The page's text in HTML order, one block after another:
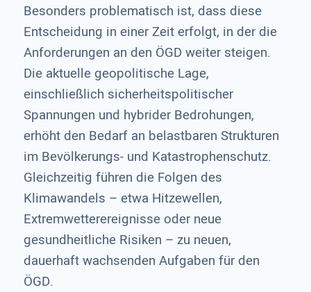
Besonders problematisch ist, dass diese
Entscheidung in einer Zeit erfolgt, in der die
Anforderungen an den ÖGD weiter steigen.
Die aktuelle geopolitische Lage,
einschließlich sicherheitspolitischer
Spannungen und hybrider Bedrohungen,
erhöht den Bedarf an belastbaren Strukturen
im Bevölkerungs- und Katastrophenschutz.
Gleichzeitig führen die Folgen des
Klimawandels – etwa Hitzewellen,
Extremwetterereignisse oder neue
gesundheitliche Risiken – zu neuen,
dauerhaft wachsenden Aufgaben für den
ÖGD.